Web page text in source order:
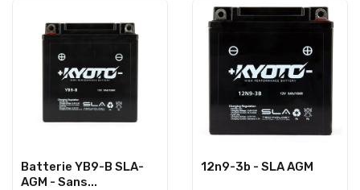
Batterie YB9-B SLA-
AGM - Sans...
12n9-3b - SLA AGM